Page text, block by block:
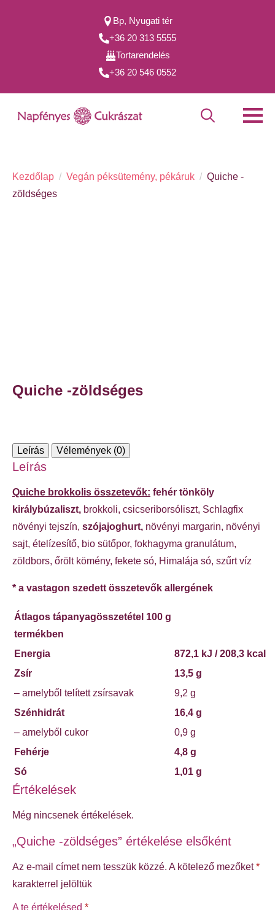
Bp, Nyugati tér
+36 20 313 5555
Tortarendelés
+36 20 546 0552
Kezdőlap Vegán péksütemény, pékáruk
Quiche -
zöldséges
Quiche -zöldséges
Leírás Vélemények (0)
Leírás
Quiche brokkolis összetevők: fehér tönköly
királybúzaliszt, brokkoli, csicseriborsóliszt, Schlagfix
növényi tejszín, szójajoghurt, növényi margarin, növényi
sajt, ételízesítő, bio sütőpor, fokhagyma granulátum,
zöldbors, őrölt kömény, fekete só, Himalája só, szűrt víz
* a vastagon szedett összetevők allergének
Átlagos tápanyagösszetétel 100 g
termékben
Energia
872,1 kJ / 208,3 kcal
Zsír
13,5 g
– amelyből telített zsírsavak
9,2 g
Szénhidrát
16,4 g
– amelyből cukor
0,9 g
Fehérje
4,8 g
Só
1,01 g
Értékelések
Még nincsenek értékelések.
„Quiche -zöldséges” értékelése elsőként
Az e-mail címet nem tesszük közzé. A kötelező mezőket*
karakterrel jelöltük
A te értékelésed *